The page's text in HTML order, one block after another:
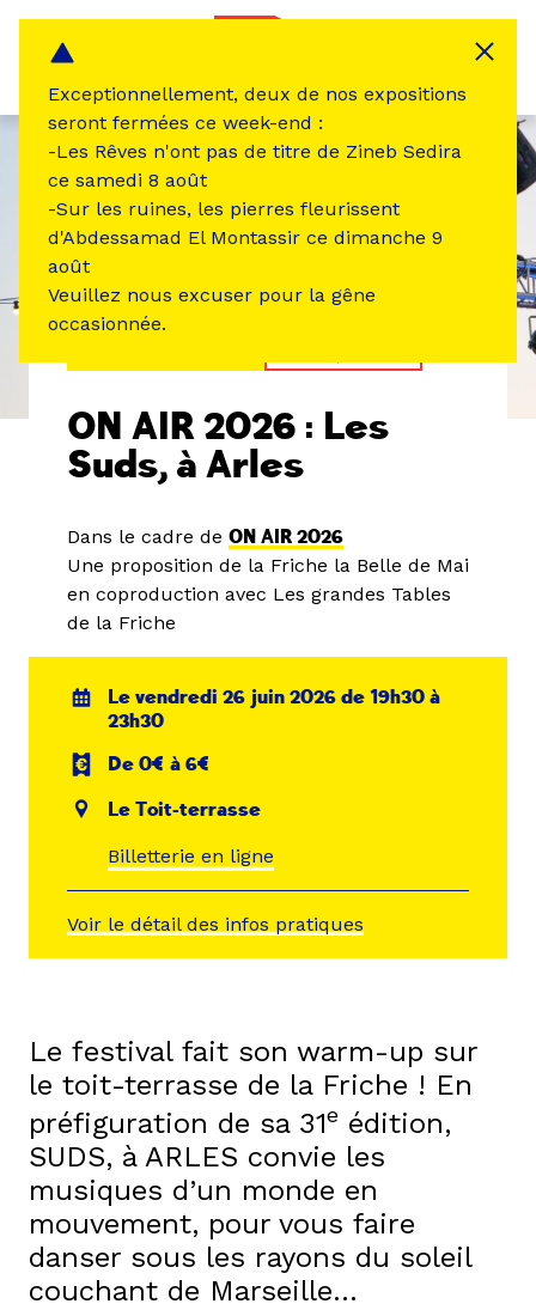
ON AIR 2026 : Les
Suds, à Arles
Dans le cadre de ON AIR 2026
Une proposition de la Friche la Belle de Mai
en coproduction avec Les grandes Tables
de la Friche
Le vendredi 26 juin 2026 de 19h30 à
23h30
De 0€ à 6€
Le Toit-terrasse
Billetterie en ligne
Voir le détail des infos pratiques
Le festival fait son warm-up sur
le toit-terrasse de la Friche ! En
préfiguration de sa 31e édition,
SUDS, à ARLES convie les
musiques d’un monde en
mouvement, pour vous faire
danser sous les rayons du soleil
couchant de Marseille…
Exceptionnellement, deux de nos expositions
seront fermées ce week-end :
-Les Rêves n'ont pas de titre de Zineb Sedira
ce samedi 8 août
-Sur les ruines, les pierres fleurissent
d'Abdessamad El Montassir ce dimanche 9
août
Veuillez nous excuser pour la gêne
occasionnée.
Panneau de gestion des cookies